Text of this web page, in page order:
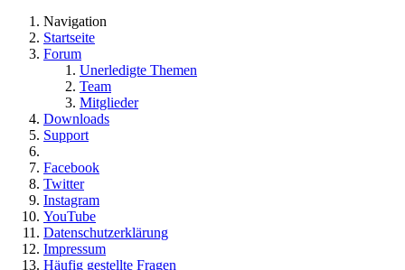
Navigation
Startseite
Forum
Unerledigte Themen
Team
Mitglieder
Downloads
Support
Facebook
Twitter
Instagram
YouTube
Datenschutzerklärung
Impressum
Häufig gestellte Fragen